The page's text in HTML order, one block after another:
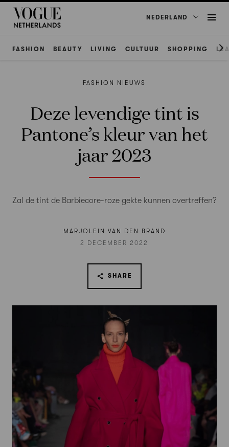
NEDERLAND
FASHION BEAUTY LIVING CULTUUR SHOPPING
FASHION NIEUWS
Deze levendige tint is
Pantone’s kleur van het
jaar 2023
Zal de tint de Barbiecore-roze gekte kunnen overtreffen?
MARJOLEIN VAN DEN BRAND
2 DECEMBER 2022
SHARE